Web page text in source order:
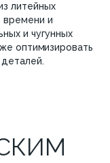
литейных
времени и
и чугунных
оптимизировать